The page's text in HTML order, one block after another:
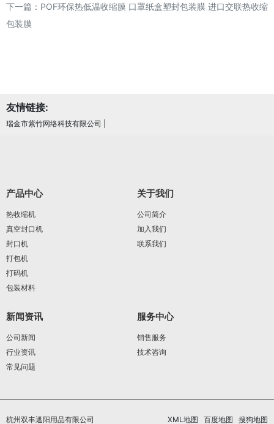
下一篇： POF环保热低温收缩膜 口罩纸盒塑封包装膜 进口交联热收缩
包装膜
友情链接:
瑞金市紫竹网络科技有限公司
产品中心
热收缩机
真空封口机
封口机
打包机
打码机
包装材料
关于我们
公司简介
加入我们
联系我们
新闻资讯
公司新闻
行业资讯
常见问题
服务中心
销售服务
技术咨询
杭州双丰遮阳用品有限公司 XML地图 百度地图 搜狗地图